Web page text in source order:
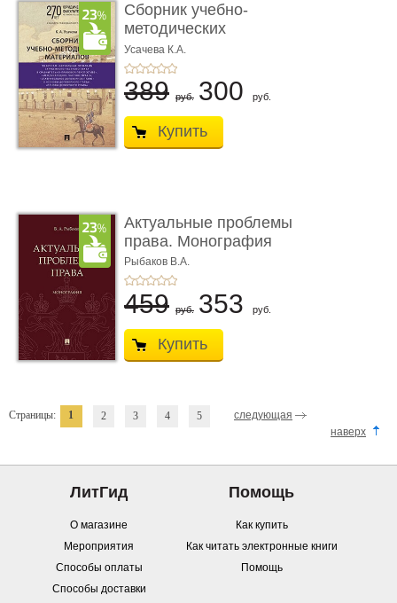
Сборник учебно-
методических
материалов по кур ...
Усачева К.А.
389 руб. 300 руб.
Купить
Актуальные проблемы
права. Монография
Рыбаков В.А.
459 руб. 353 руб.
Купить
Страницы: 1 2 3 4 5
следующая
наверх
ЛитГид
О магазине
Мероприятия
Способы оплаты
Способы доставки
Помощь
Как купить
Как читать электронные книги
Помощь